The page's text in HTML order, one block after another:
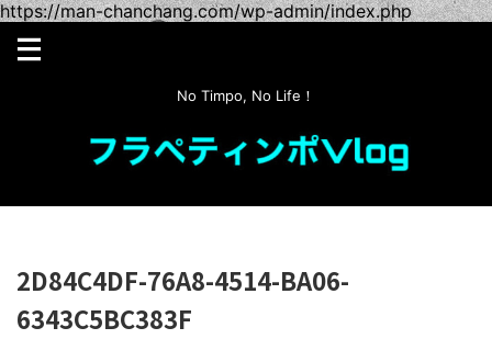
https://man-chanchang.com/wp-admin/index.php
No Timpo, No Life！
2D84C4DF-76A8-4514-BA06-
6343C5BC383F